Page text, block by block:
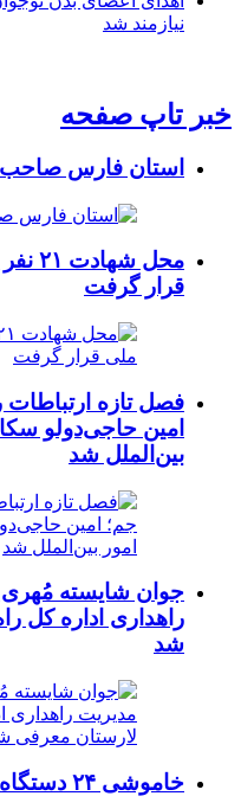
نیازمند شد
خبر تاپ صفحه
استان فارس
محل
قرار گرفت
فصل تازه
امین حاجی‌دولو
بین‌الملل شد
جوان شایسته
راهداری اداره کل
شد
خاموشی ۲۴ دستگاه ماینر فاقد مجوز در لامرد